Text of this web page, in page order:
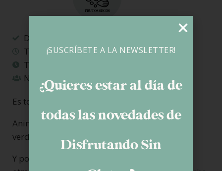
Dificultad: FACIL
Tiempo preparación: 30 minutos
Tiempo total: 2 horas
Nº raciones: 10 personas
Es todo por hoy.
Animaros a hacer este bizcocho porque de
verdad, está espectacular.
Y por si os habéis quedado con ganas de más,
¡SUSCRÍBETE A LA NEWSLETTER!
¿Quieres estar al día de
todas las novedades de
Disfrutando Sin